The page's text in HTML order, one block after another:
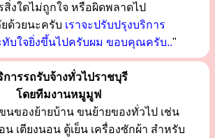
สิ่งใดไม่ถูกใจ หรือผิดพลาดไป
ด้วยนะครับ เราจะปรับปรุงบริการ
ทับใจยิ่งขึ้นไปครับผม ขอบคุณครับ.."
การรถรับจ้างทั่วไปราชบุรี
โดยทีมงานหมูมูฟ
ของย้ายบ้าน ขนย้ายของทั่วไป เช่น
น เตียงนอน ตู้เย็น เครื่องซักผ้า สำหรับ